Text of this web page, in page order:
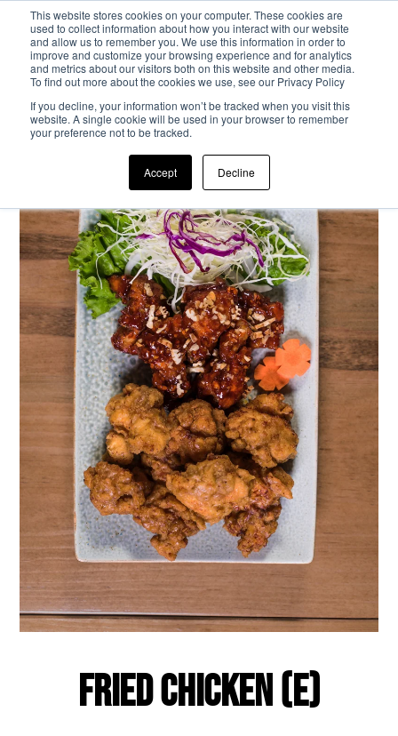
This website stores cookies on your computer. These cookies are
used to collect information about how you interact with our website
and allow us to remember you. We use this information in order to
improve and customize your browsing experience and for analytics
and metrics about our visitors both on this website and other media.
To find out more about the cookies we use, see our Privacy Policy
If you decline, your information won’t be tracked when you visit this
website. A single cookie will be used in your browser to remember
your preference not to be tracked.
Accept Decline
Passa al contenuto principale
Fried Chicken (E)